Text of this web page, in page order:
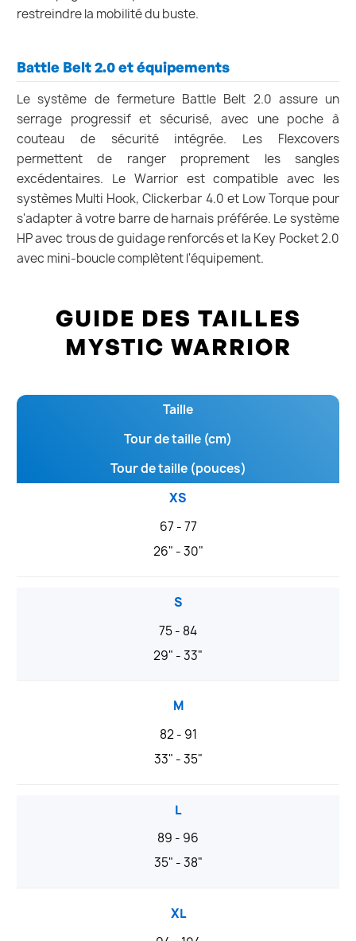
restreindre la mobilité du buste.
Battle Belt 2.0 et équipements
Le système de fermeture Battle Belt 2.0 assure un
serrage progressif et sécurisé, avec une poche à
couteau de sécurité intégrée. Les Flexcovers
permettent de ranger proprement les sangles
excédentaires. Le Warrior est compatible avec les
systèmes Multi Hook, Clickerbar 4.0 et Low Torque pour
s'adapter à votre barre de harnais préférée. Le système
HP avec trous de guidage renforcés et la Key Pocket 2.0
avec mini-boucle complètent l'équipement.
GUIDE DES TAILLES
MYSTIC WARRIOR
Taille
Tour de taille (cm)
Tour de taille (pouces)
XS
67 - 77
26" - 30"
S
75 - 84
29" - 33"
M
82 - 91
33" - 35"
L
89 - 96
35" - 38"
XL